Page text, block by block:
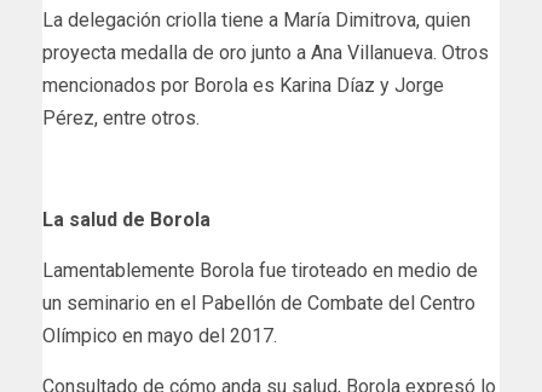
La delegación criolla tiene a María Dimitrova, quien
proyecta medalla de oro junto a Ana Villanueva. Otros
mencionados por Borola es Karina Díaz y Jorge
Pérez, entre otros.
La salud de Borola
Lamentablemente Borola fue tiroteado en medio de
un seminario en el Pabellón de Combate del Centro
Olímpico en mayo del 2017.
Consultado de cómo anda su salud, Borola expresó lo